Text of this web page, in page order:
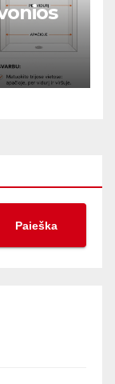
Paieška